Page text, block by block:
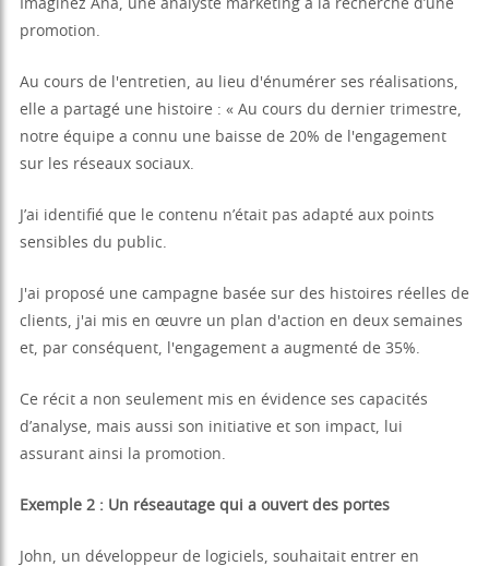
Imaginez Ana, une analyste marketing à la recherche d’une
promotion.
Au cours de l'entretien, au lieu d'énumérer ses réalisations,
elle a partagé une histoire : « Au cours du dernier trimestre,
notre équipe a connu une baisse de 20% de l'engagement
sur les réseaux sociaux.
J’ai identifié que le contenu n’était pas adapté aux points
sensibles du public.
J'ai proposé une campagne basée sur des histoires réelles de
clients, j'ai mis en œuvre un plan d'action en deux semaines
et, par conséquent, l'engagement a augmenté de 35%.
Ce récit a non seulement mis en évidence ses capacités
d’analyse, mais aussi son initiative et son impact, lui
assurant ainsi la promotion.
Exemple 2 : Un réseautage qui a ouvert des portes
John, un développeur de logiciels, souhaitait entrer en